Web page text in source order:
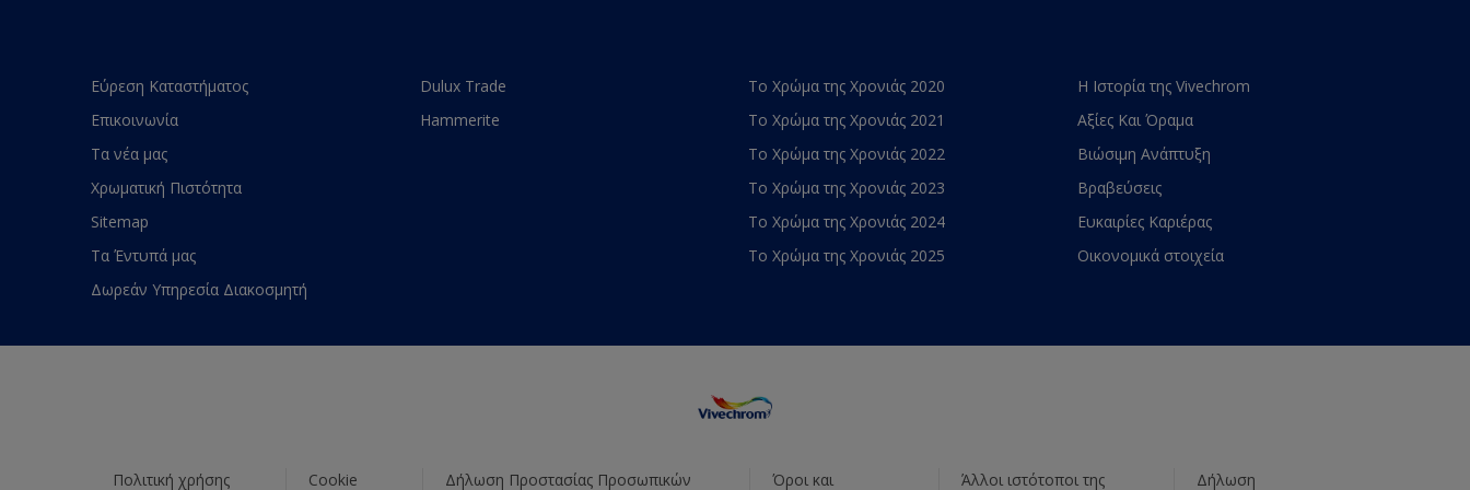
Εύρεση Καταστήματος
Επικοινωνία
Τα νέα μας
Χρωματική Πιστότητα
Sitemap
Τα Έντυπά μας
Δωρεάν Υπηρεσία Διακοσμητή
Dulux Trade
Hammerite
Το Χρώμα της Χρονιάς 2020
Το Χρώμα της Χρονιάς 2021
Το Χρώμα της Χρονιάς 2022
Το Χρώμα της Χρονιάς 2023
Το Χρώμα της Χρονιάς 2024
Το Χρώμα της Χρονιάς 2025
Η Ιστορία της Vivechrom
Αξίες Και Όραμα
Βιώσιμη Ανάπτυξη
Βραβεύσεις
Ευκαιρίες Καριέρας
Οικονομικά στοιχεία
Πολιτική χρήσης Cookie Δήλωση Προστασίας Προσωπικών Όροι και Άλλοι ιστότοποι της Δήλωση